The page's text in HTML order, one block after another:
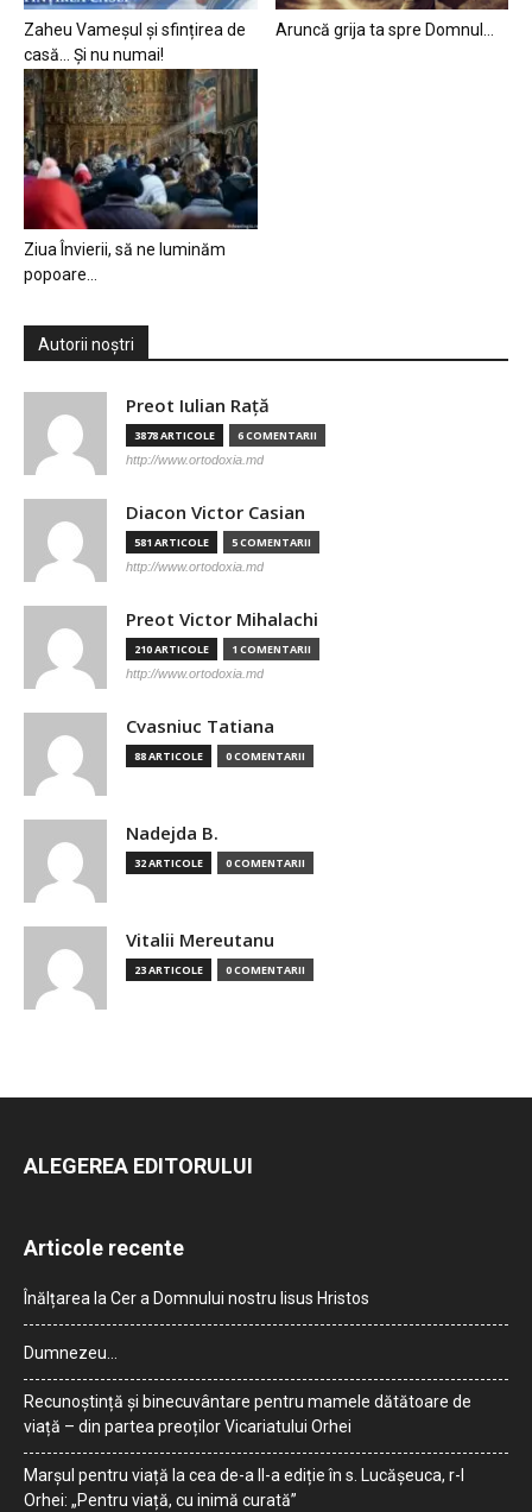
Zaheu Vameșul și sfințirea de
casă… Și nu numai!
Aruncă grija ta spre Domnul…
Ziua Învierii, să ne luminăm
popoare…
Autorii noștri
Preot Iulian Raţă
3878 ARTICOLE 6 COMENTARII
http://www.ortodoxia.md
Diacon Victor Casian
581 ARTICOLE 5 COMENTARII
http://www.ortodoxia.md
Preot Victor Mihalachi
210 ARTICOLE 1 COMENTARII
http://www.ortodoxia.md
Cvasniuc Tatiana
88 ARTICOLE 0 COMENTARII
Nadejda B.
32 ARTICOLE 0 COMENTARII
Vitalii Mereutanu
23 ARTICOLE 0 COMENTARII
ALEGEREA EDITORULUI
Articole recente
Înălțarea la Cer a Domnului nostru Iisus Hristos
Dumnezeu…
Recunoștință și binecuvântare pentru mamele dătătoare de
viață – din partea preoților Vicariatului Orhei
Marșul pentru viață la cea de-a II-a ediție în s. Lucășeuca, r-l
Orhei: „Pentru viață, cu inimă curată”